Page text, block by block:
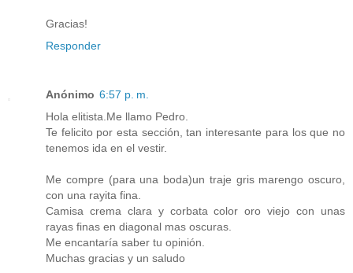
Gracias!
Responder
Anónimo 6:57 p. m.
Hola elitista.Me llamo Pedro.
Te felicito por esta sección, tan interesante para los que no
tenemos ida en el vestir.
Me compre (para una boda)un traje gris marengo oscuro,
con una rayita fina.
Camisa crema clara y corbata color oro viejo con unas
rayas finas en diagonal mas oscuras.
Me encantaría saber tu opinión.
Muchas gracias y un saludo